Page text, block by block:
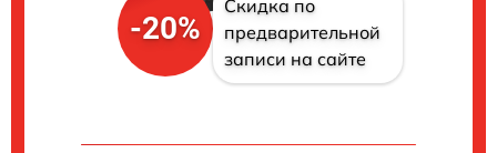
-20%
Скидка по
предварительной
записи на сайте